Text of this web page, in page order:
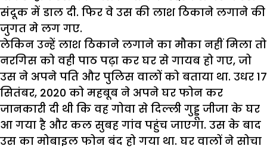
संदूक में डाल दी. फिर वे उस की लाश ठिकाने लगाने की
जुगत मे लग गए.
लेकिन उन्हें लाश ठिकाने लगाने का मौका नहीं मिला तो
नरगिस को वही पाठ पढ़ा कर घर से गायब हो गए, जो
उस ने अपने पति और पुलिस वालों को बताया था. उधर 17
सितंबर, 2020 को महबूब ने अपने घर फोन कर
जानकारी दी थी कि वह गोवा से दिल्ली गुड्डू जीजा के घर
आ गया है और कल सुबह गांव पहुंच जाएगा. उस के बाद
उस का मोबाइल फोन बंद हो गया था. घर वालों ने सोचा